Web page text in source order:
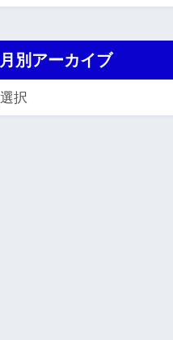
月別アーカイブ